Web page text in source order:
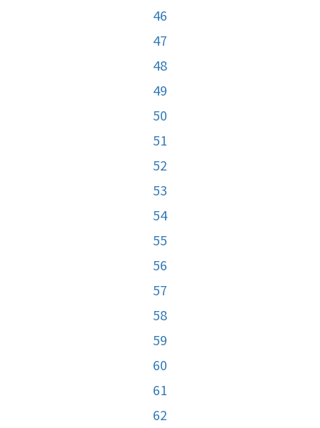
46
47
48
49
50
51
52
53
54
55
56
57
58
59
60
61
62